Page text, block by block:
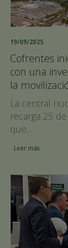
19/09/2025
Cofrentes
con una
la
La central
recarga 25
que...
Leer más